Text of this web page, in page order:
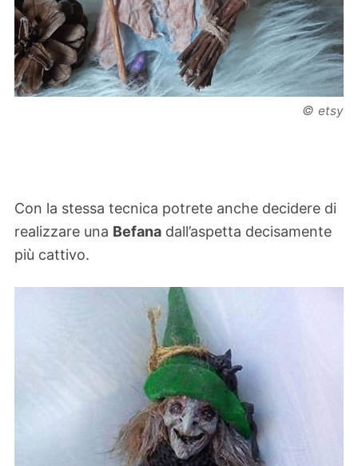
© etsy
Con la stessa tecnica potrete anche decidere di
realizzare una Befana dall’aspetta decisamente
più cattivo.